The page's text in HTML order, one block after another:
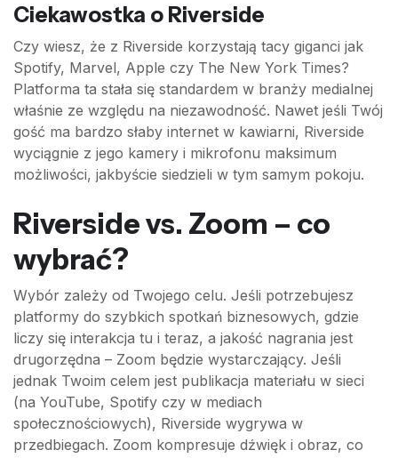
Ciekawostka o Riverside
Czy wiesz, że z Riverside korzystają tacy giganci jak
Spotify, Marvel, Apple czy The New York Times?
Platforma ta stała się standardem w branży medialnej
właśnie ze względu na niezawodność. Nawet jeśli Twój
gość ma bardzo słaby internet w kawiarni, Riverside
wyciągnie z jego kamery i mikrofonu maksimum
możliwości, jakbyście siedzieli w tym samym pokoju.
Riverside vs. Zoom – co
wybrać?
Wybór zależy od Twojego celu. Jeśli potrzebujesz
platformy do szybkich spotkań biznesowych, gdzie
liczy się interakcja tu i teraz, a jakość nagrania jest
drugorzędna – Zoom będzie wystarczający. Jeśli
jednak Twoim celem jest publikacja materiału w sieci
(na YouTube, Spotify czy w mediach
społecznościowych), Riverside wygrywa w
przedbiegach. Zoom kompresuje dźwięk i obraz, co